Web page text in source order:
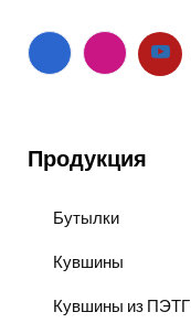
Продукция
Бутылки
Кувшины
Кувшины из ПЭТГ